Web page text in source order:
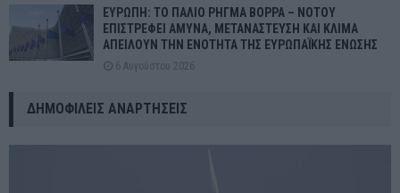
ΕΥΡΩΠΗ: ΤΟ ΠΑΛΙΟ ΡΗΓΜΑ ΒΟΡΡΑ – ΝΟΤΟΥ
ΕΠΙΣΤΡΕΦΕΙ ΑΜΥΝΑ, ΜΕΤΑΝΑΣΤΕΥΣΗ ΚΑΙ ΚΛΙΜΑ
ΑΠΕΙΛΟΥΝ ΤΗΝ ΕΝΟΤΗΤΑ ΤΗΣ ΕΥΡΩΠΑΪΚΗΣ ΕΝΩΣΗΣ
6 Αυγούστου 2026
ΔΗΜΟΦΙΛΕΊΣ ΑΝΑΡΤΉΣΕΙΣ